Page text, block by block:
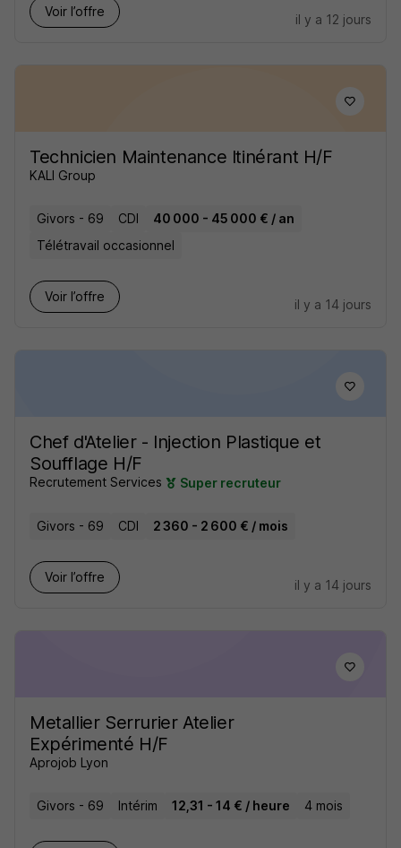
Voir l’offre
il y a 12 jours
Technicien Maintenance Itinérant H/F
KALI Group
Givors - 69 CDI
40 000 - 45 000 € / an
Télétravail occasionnel
Voir l’offre
il y a 14 jours
Chef d'Atelier - Injection Plastique et
Soufflage H/F
Recrutement Services Super recruteur
Givors - 69 CDI 2 360 - 2 600 € / mois
Voir l’offre
il y a 14 jours
Metallier Serrurier Atelier
Expérimenté H/F
Aprojob Lyon
Givors - 69 Intérim 12,31 - 14 € / heure 4 mois